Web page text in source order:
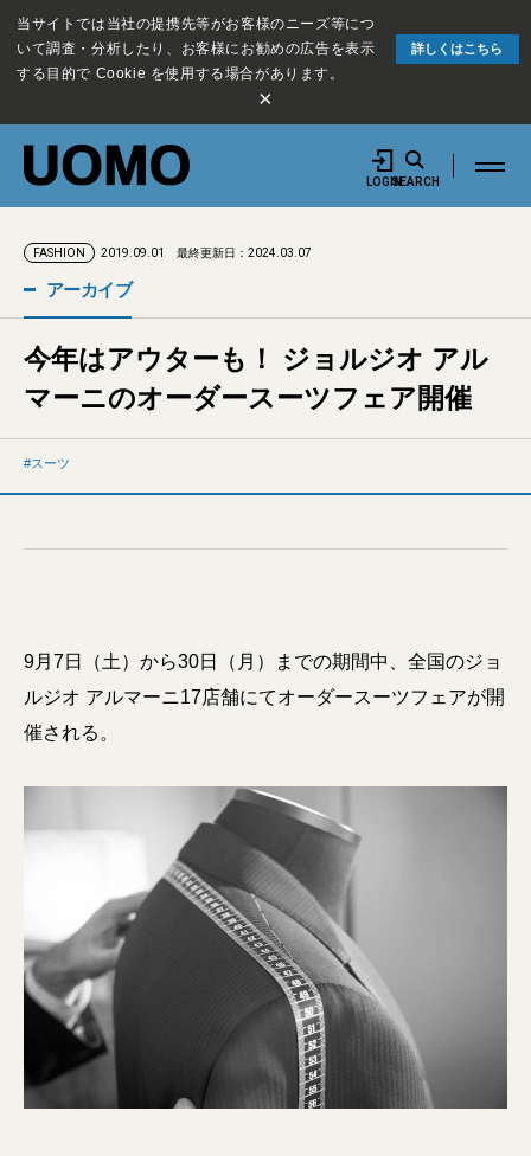
当サイトでは当社の提携先等がお客様のニーズ等につ
いて調査・分析したり、お客様にお勧めの広告を表示
する目的で Cookie を使用する場合があります。
詳しくはこちら
×
LOGINSEARCH
FASHION 2019.09.01 最終更新日：2024.03.07
アーカイブ
今年はアウターも！ ジョルジオ アル
マーニのオーダースーツフェア開催
スーツ
9月7日（土）から30日（月）までの期間中、全国のジョ
ルジオ アルマーニ17店舗にてオーダースーツフェアが開
催される。